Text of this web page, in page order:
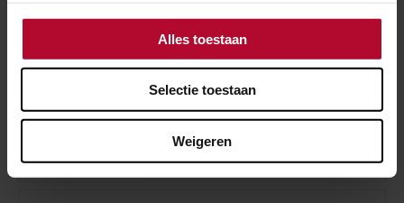
Alles toestaan
Selectie toestaan
Weigeren
Waarom vallen treinen soms uit?
Waarom rijden er morgen minder treinen bij